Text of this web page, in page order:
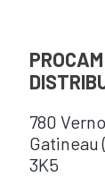
PROCAM
780
Gatineau
3K5